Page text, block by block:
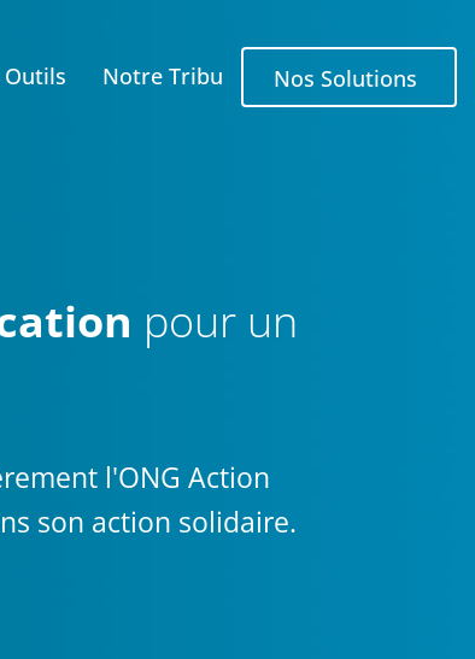
Notre Tribu Nos Solutions
pour un
l'ONG Action
son action solidaire.